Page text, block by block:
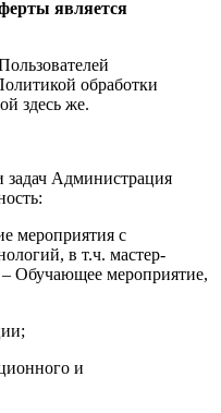
является
обработки
здесь же.
задач Администрация
мероприятия с
в т.ч. мастер-
Обучающее мероприятие,
и